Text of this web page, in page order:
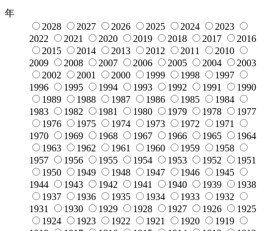
年
2028
2027 2026 2025 2024
2023
2022
2021 2020 2019 2018 2017
2016
2015
2014 2013 2012 2011
2010
2009
2008 2007 2006 2005 2004
2003
2002
2001 2000 1999 1998
1997
1996
1995 1994 1993 1992 1991
1990
1989
1988 1987 1986 1985
1984
1983
1982 1981 1980 1979 1978
1977
1976
1975 1974 1973 1972
1971
1970
1969 1968 1967 1966 1965
1964
1963
1962 1961 1960 1959
1958
1957
1956 1955 1954 1953 1952
1951
1950
1949 1948 1947 1946
1945
1944
1943 1942 1941 1940 1939
1938
1937
1936 1935 1934 1933
1932
1931
1930 1929 1928 1927 1926
1925
1924
1923 1922 1921 1920
1919